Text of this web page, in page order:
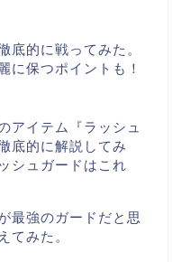
底的に戦ってみた。
に保つポイントも！
アイテム『ラッシュ
底的に解説してみ
シュガードはこれ
最強のガードだと思
てみた。